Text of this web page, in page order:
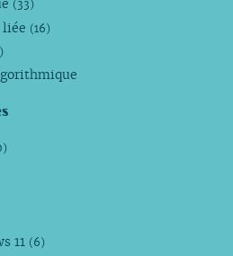
(33)
liée (16)
11 (6)